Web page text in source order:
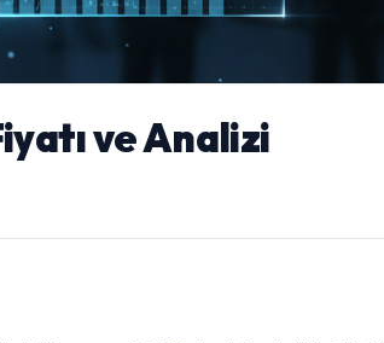
ve Analizi